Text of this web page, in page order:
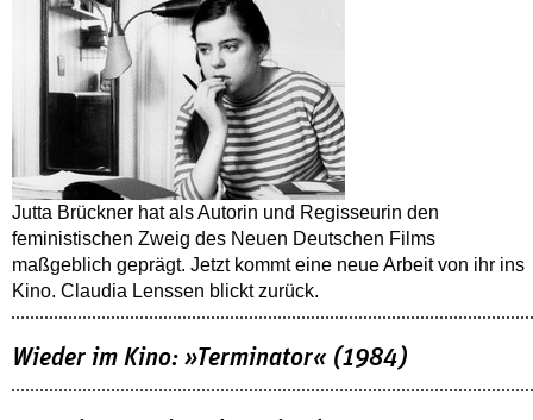
Jutta Brückner hat als Autorin und Regisseurin den
feministischen Zweig des Neuen Deutschen Films
maßgeblich geprägt. Jetzt kommt eine neue Arbeit von ihr ins
Kino. Claudia Lenssen blickt zurück.
Wieder im Kino: »Terminator« (1984)